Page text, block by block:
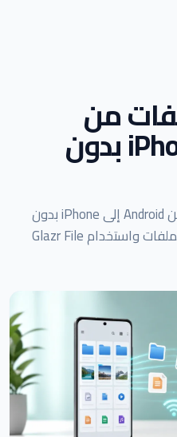
من
Android إلى iPhone بدون
تعرّف على طريقة نقل الملفات من Android إلى iPhone بدون
كابل عبر Wi-Fi محلي مع تجهيز الملفات واستخدام Glazr File